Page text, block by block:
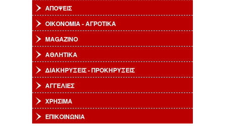
ΑΠΟΨΕΙΣ
ΟΙΚΟΝΟΜΙΑ - ΑΓΡΟΤΙΚΑ
MAGAZINO
ΑΘΛΗΤΙΚΑ
ΔΙΑΚΗΡΥΞΕΙΣ - ΠΡΟΚΗΡΥΞΕΙΣ
ΑΓΓΕΛΙΕΣ
ΧΡΗΣΙΜΑ
ΕΠΙΚΟΙΝΩΝΙΑ